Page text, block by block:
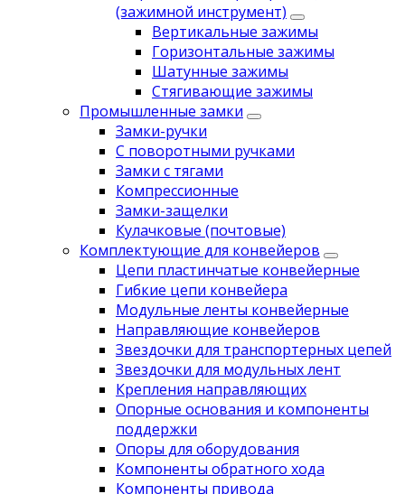
(зажимной инструмент)
Вертикальные зажимы
Горизонтальные зажимы
Шатунные зажимы
Стягивающие зажимы
Промышленные замки
Замки-ручки
С поворотными ручками
Замки с тягами
Компрессионные
Замки-защелки
Кулачковые (почтовые)
Комплектующие для конвейеров
Цепи пластинчатые конвейерные
Гибкие цепи конвейера
Модульные ленты конвейерные
Направляющие конвейеров
Звездочки для транспортерных цепей
Звездочки для модульных лент
Крепления направляющих
Опорные основания и компоненты
поддержки
Опоры для оборудования
Компоненты обратного хода
Компоненты привода